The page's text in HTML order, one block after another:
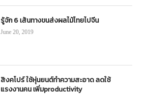
รู้จัก 6 เส้นทางขนส่งผลไม้ไทยไปจีน
June 20, 2019
สิงคโปร์ ใช้หุ่นยนต์ทำความสะอาด ลดใช้
แรงงานคน เพิ่มproductivity